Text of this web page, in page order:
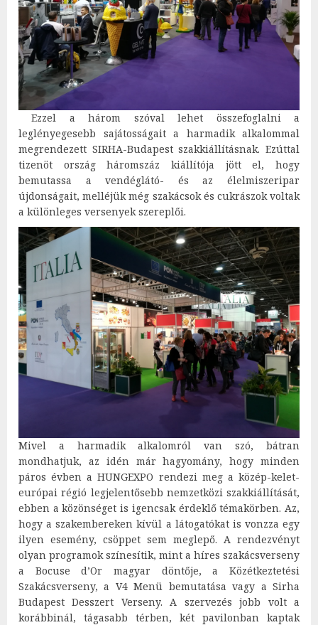
Ezzel a három szóval lehet összefoglalni a
leglényegesebb sajátosságait a harmadik alkalommal
megrendezett SIRHA-Budapest szakkiállításnak. Ezúttal
tizenöt ország háromszáz kiállítója jött el, hogy
bemutassa a vendéglátó- és az élelmiszeripar
újdonságait, melléjük még szakácsok és cukrászok voltak
a különleges versenyek szereplői.
Mivel a harmadik alkalomról van szó, bátran
mondhatjuk, az idén már hagyomány, hogy minden
páros évben a HUNGEXPO rendezi meg a közép-kelet-
európai régió legjelentősebb nemzetközi szakkiállítását,
ebben a közönséget is igencsak érdeklő témakörben. Az,
hogy a szakembereken kívül a látogatókat is vonzza egy
ilyen esemény, csöppet sem meglepő. A rendezvényt
olyan programok színesítik, mint a híres szakácsverseny
a Bocuse d’Or magyar döntője, a Közétkeztetési
Szakácsverseny, a V4 Menü bemutatása vagy a Sirha
Budapest Desszert Verseny. A szervezés jobb volt a
korábbinál, tágasabb térben, két pavilonban kaptak